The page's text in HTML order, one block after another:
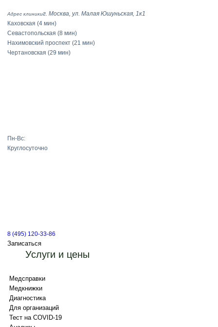
Адрес клиникиг. Москва, ул. Малая Юшуньская, 1к1
Каховская (4 мин)
Севастопольская (8 мин)
Нахимовский проспект (21 мин)
Чертановская (29 мин)
Пн-Вс:
Круглосуточно
8 (495) 120-33-86
Записаться
Услуги и цены
Медсправки
Медкнижки
Диагностика
Для организаций
Тест на COVID-19